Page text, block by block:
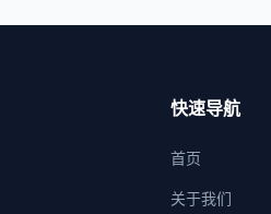
快速导航
首页
关于我们